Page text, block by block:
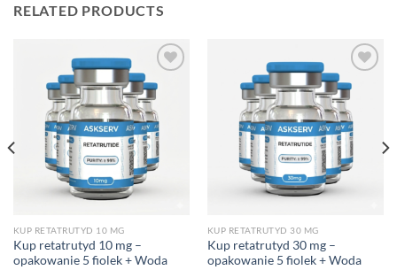
RELATED PRODUCTS
KUP RETATRUTYD 10 MG
Kup retatrutyd 10 mg –
opakowanie 5 fiolek + Woda
KUP RETATRUTYD 30 MG
Kup retatrutyd 30 mg –
opakowanie 5 fiolek + Woda